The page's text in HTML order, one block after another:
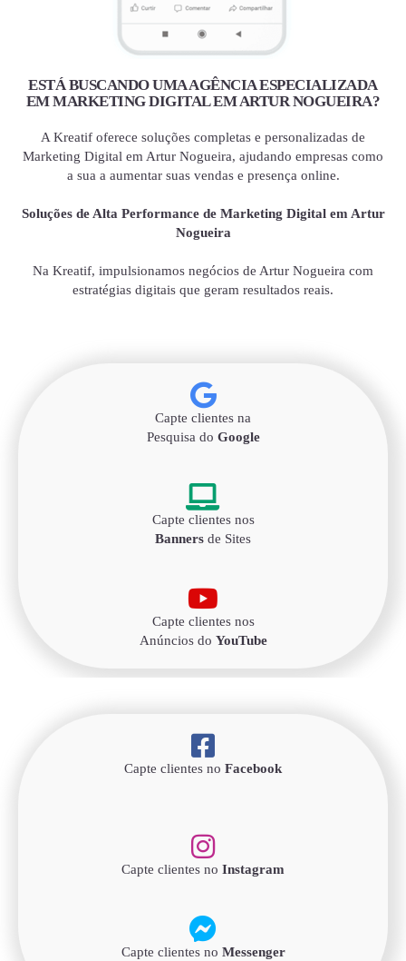
ESTÁ BUSCANDO UMA AGÊNCIA ESPECIALIZADA
EM MARKETING DIGITAL EM ARTUR NOGUEIRA?
A Kreatif oferece soluções completas e personalizadas de
Marketing Digital em Artur Nogueira, ajudando empresas como
a sua a aumentar suas vendas e presença online.
Soluções de Alta Performance de Marketing Digital em Artur
Nogueira
Na Kreatif, impulsionamos negócios de Artur Nogueira com
estratégias digitais que geram resultados reais.
Capte clientes na
Pesquisa do Google
Capte clientes nos
Banners de Sites
Capte clientes nos
Anúncios do YouTube
Capte clientes no Facebook
Capte clientes no Instagram
Capte clientes no Messenger